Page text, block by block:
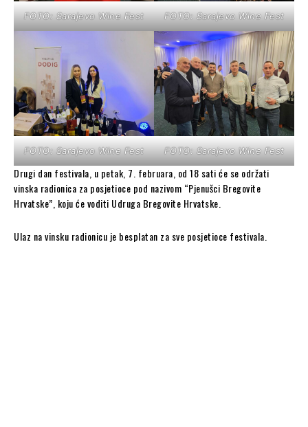
FOTO: Sarajevo Wine Fest FOTO: Sarajevo Wine Fest
FOTO: Sarajevo Wine Fest FOTO: Sarajevo Wine Fest
Drugi dan festivala, u petak, 7. februara, od 18 sati će se održati
vinska radionica za posjetioce pod nazivom “Pjenušci Bregovite
Hrvatske”, koju će voditi Udruga Bregovite Hrvatske.
Ulaz na vinsku radionicu je besplatan za sve posjetioce festivala.